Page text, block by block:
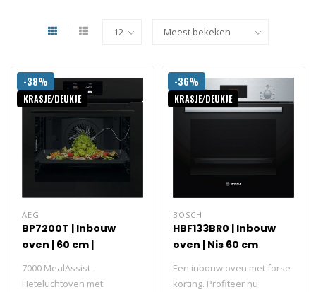
-38%
KRASJE/DEUKJE
AEG
BP7200T | Inbouw
oven | 60 cm |
Heteluchtoven
Pyrolyse
7000 MealAssist -
Heteluchtoven met
-36%
KRASJE/DEUKJE
BOSCH
HBF133BR0 | Inbouw
oven | Nis 60 cm
Een inbouw oven met forse
korting. Profiteer nu